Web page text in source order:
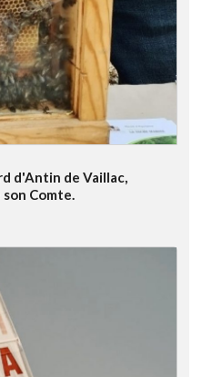
d'Antin de Vaillac,
Comte.